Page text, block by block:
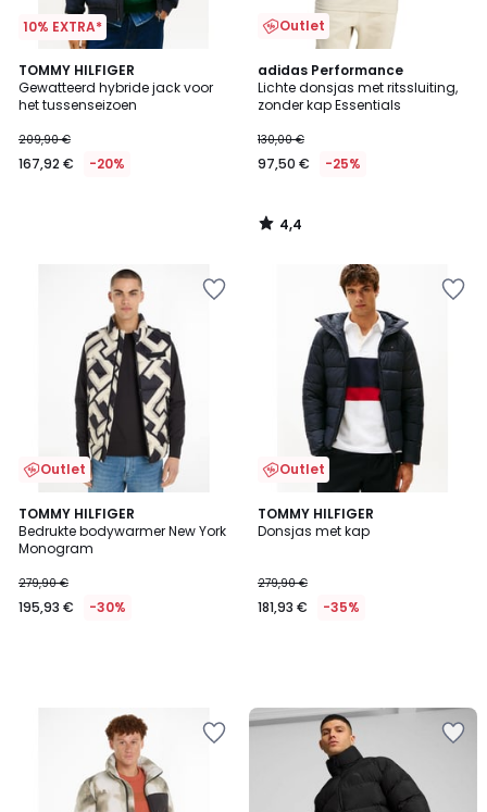
10% EXTRA*
TOMMY HILFIGER
Gewatteerd hybride jack voor
het tussenseizoen
209,90 €
167,92 € -20%
Outlet
adidas Performance
Lichte donsjas met ritssluiting,
zonder kap Essentials
130,00 €
97,50 € -25%
4,4
/ 5
4,4
/
Outlet
TOMMY HILFIGER
Bedrukte bodywarmer New York
Monogram
279,90 €
195,93 € -30%
Outlet
TOMMY HILFIGER
Donsjas met kap
279,90 €
181,93 € -35%